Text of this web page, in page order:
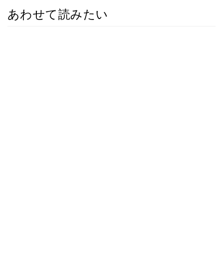
あわせて読みたい